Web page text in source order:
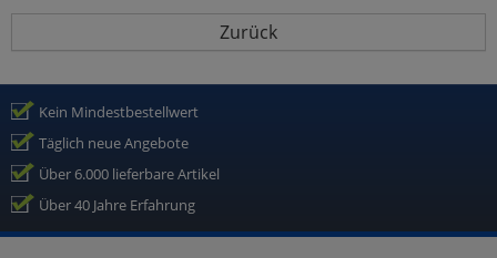
Zurück
Kein Mindestbestellwert
Täglich neue Angebote
Über 6.000 lieferbare Artikel
Über 40 Jahre Erfahrung